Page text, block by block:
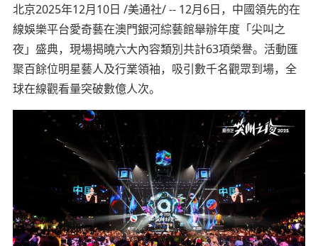
北京2025年12月10日 /美通社/ -- 12月6日，中國領先的在
線娛樂平台愛奇藝在澳門銀河綜藝館舉辦年度「尖叫之
夜」盛典，現場揭曉六大內容類別共計63項榮譽。活動匯
聚百餘位明星藝人及行業領袖，吸引數千名觀眾到場，全
球在線觀看量突破數億人次。